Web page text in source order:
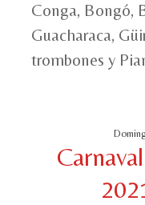
Conga, Bongó,
Guacharaca,
trombones y